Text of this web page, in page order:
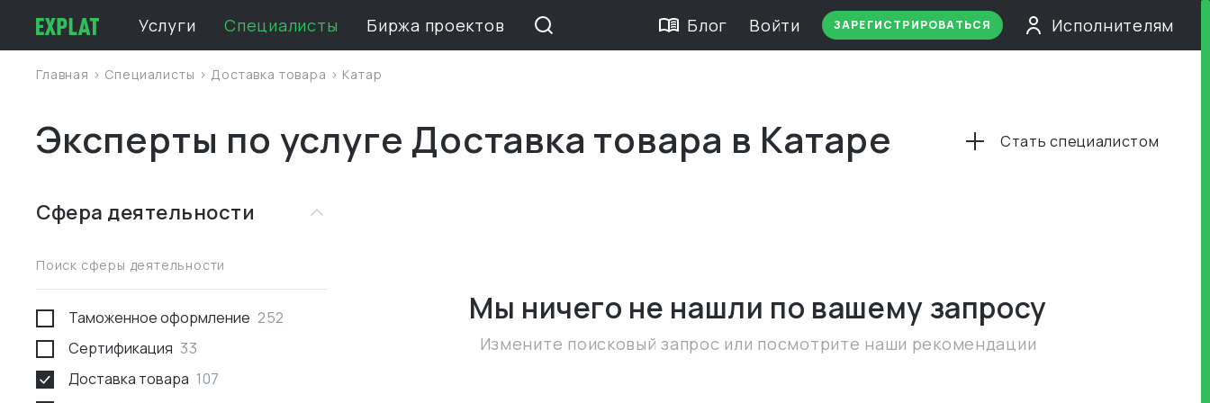
Услуги Специалисты Биржа проектов Блог Войти ЗАРЕГИСТРИРОВАТЬСЯ Исполнителям
Главная > Специалисты > Доставка товара > Катар
Эксперты по услуге Доставка товара в Катаре Стать специалистом
Сфера деятельности
Поиск сферы деятельности
Таможенное оформление 252
Сертификация 33
Доставка товара 107
Мы ничего не нашли по вашему запросу
Измените поисковый запрос или посмотрите наши рекомендации